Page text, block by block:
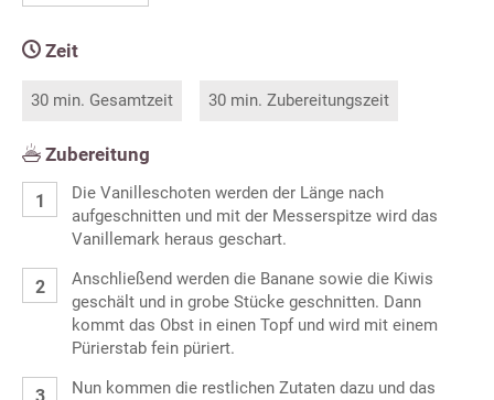
Zeit
30 min. Gesamtzeit 30 min. Zubereitungszeit
Zubereitung
Die Vanilleschoten werden der Länge nach
aufgeschnitten und mit der Messerspitze wird das
Vanillemark heraus geschart.
Anschließend werden die Banane sowie die Kiwis
geschält und in grobe Stücke geschnitten. Dann
kommt das Obst in einen Topf und wird mit einem
Pürierstab fein püriert.
Nun kommen die restlichen Zutaten dazu und das